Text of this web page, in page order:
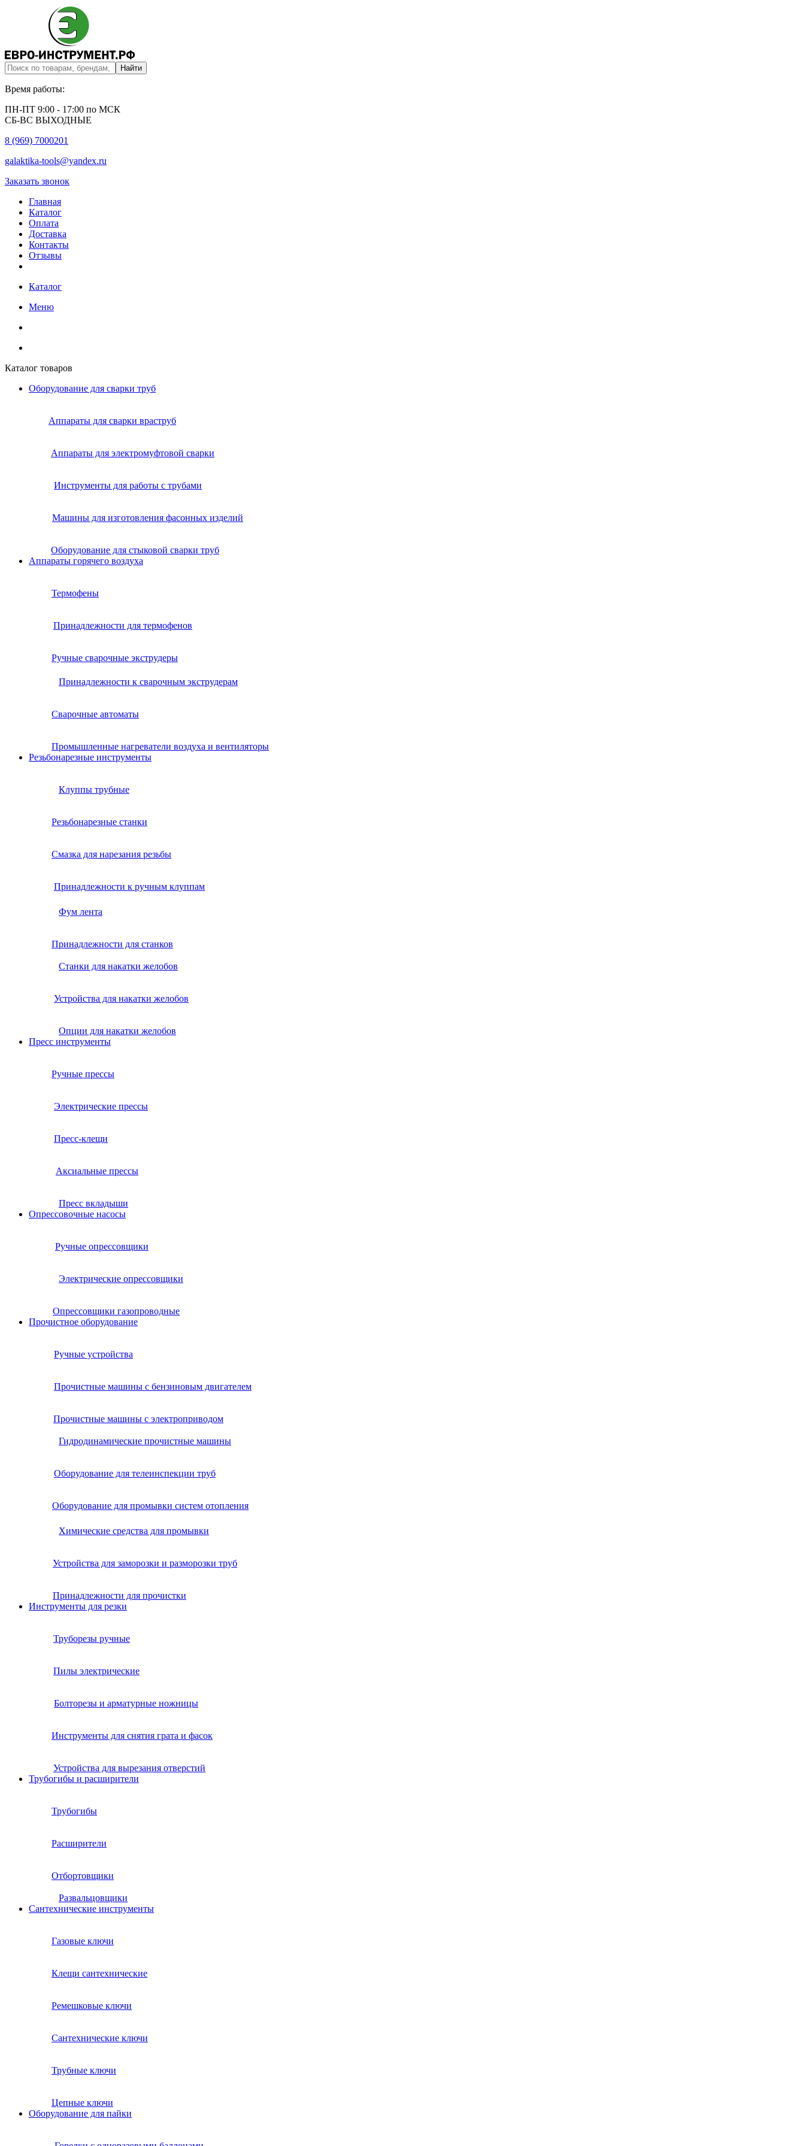
Время работы:
ПН-ПТ 9:00 - 17:00 по МСК
СБ-ВС ВЫХОДНЫЕ
8 (969) 7000201
galaktika-tools@yandex.ru
Заказать звонок
Главная
Каталог
Оплата
Доставка
Контакты
Отзывы
Каталог
Меню
Каталог товаров
Оборудование для сварки труб
Аппараты для сварки враструб
Аппараты для электромуфтовой сварки
Инструменты для работы с трубами
Машины для изготовления фасонных изделий
Оборудование для стыковой сварки труб
Аппараты горячего воздуха
Термофены
Принадлежности для термофенов
Ручные сварочные экструдеры
Принадлежности к сварочным экструдерам
Сварочные автоматы
Промышленные нагреватели воздуха и вентиляторы
Резьбонарезные инструменты
Клуппы трубные
Резьбонарезные станки
Смазка для нарезания резьбы
Принадлежности к ручным клуппам
Фум лента
Принадлежности для станков
Станки для накатки желобов
Устройства для накатки желобов
Опции для накатки желобов
Пресс инструменты
Ручные прессы
Электрические прессы
Пресс-клещи
Аксиальные прессы
Пресс вкладыши
Опрессовочные насосы
Ручные опрессовщики
Электрические опрессовщики
Опрессовщики газопроводные
Прочистное оборудование
Ручные устройства
Прочистные машины с бензиновым двигателем
Прочистные машины с электроприводом
Гидродинамические прочистные машины
Оборудование для телеинспекции труб
Оборудование для промывки систем отопления
Химические средства для промывки
Устройства для заморозки и разморозки труб
Принадлежности для прочистки
Инструменты для резки
Труборезы ручные
Пилы электрические
Болторезы и арматурные ножницы
Инструменты для снятия грата и фасок
Устройства для вырезания отверстий
Трубогибы и расширители
Трубогибы
Расширители
Отбортовщики
Развальцовщики
Сантехнические инcтрументы
Газовые ключи
Клещи сантехнические
Ремешковые ключи
Сантехнические ключи
Трубные ключи
Цепные ключи
Оборудование для пайки